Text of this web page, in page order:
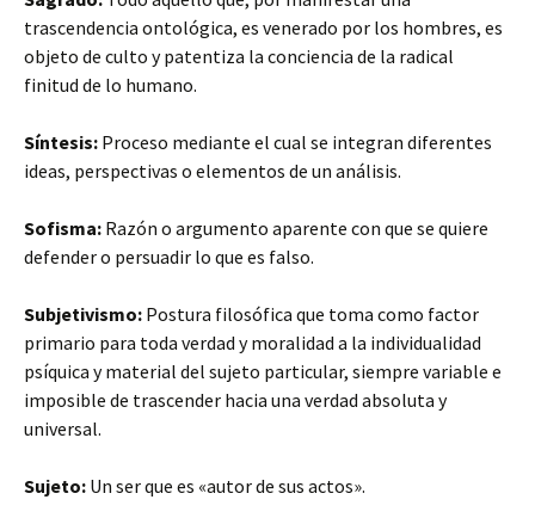
trascendencia ontológica, es venerado por los hombres, es
objeto de culto y patentiza la conciencia de la radical
finitud de lo humano.
Síntesis: Proceso mediante el cual se integran diferentes
ideas, perspectivas o elementos de un análisis.
Sofisma: Razón o argumento aparente con que se quiere
defender o persuadir lo que es falso.
Subjetivismo: Postura filosófica que toma como factor
primario para toda verdad y moralidad a la individualidad
psíquica y material del sujeto particular, siempre variable e
imposible de trascender hacia una verdad absoluta y
universal.
Sujeto: Un ser que es «autor de sus actos».